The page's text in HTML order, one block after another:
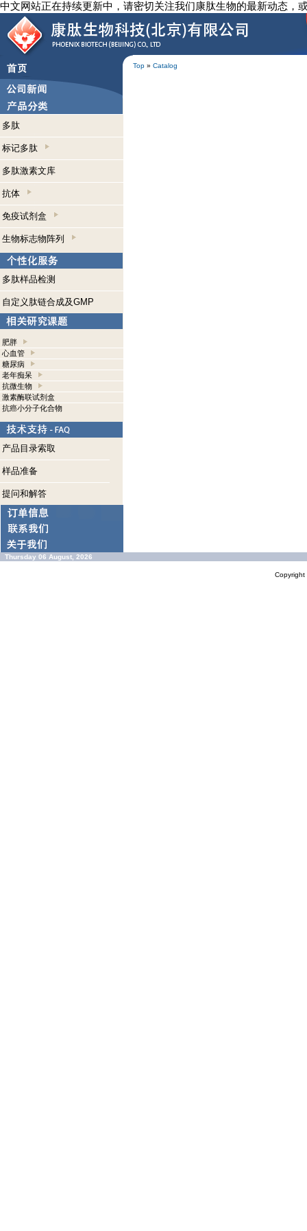
中文网站正在持续更新中，请密切关注我们康肽生物的最新动态，
Top » Catalog
多肽
标记多肽
多肽激素文库
抗体
免疫试剂盒
生物标志物阵列
多肽样品检测
自定义肽链合成及GMP
肥胖
心血管
糖尿病
老年痴呆
抗微生物
激素酶联试剂盒
抗癌小分子化合物
产品目录索取
样品准备
提问和解答
Thursday 06 August, 2026